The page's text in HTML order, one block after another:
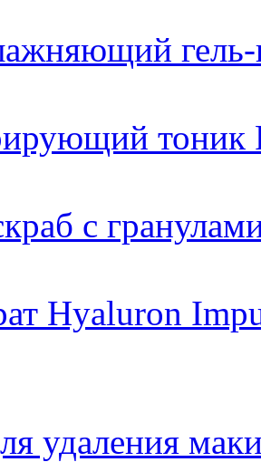
тоник
с
Hyaluron
удаления